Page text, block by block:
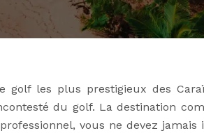
golf les plus prestigieux des
du golf. La destination
vous ne devez jamais